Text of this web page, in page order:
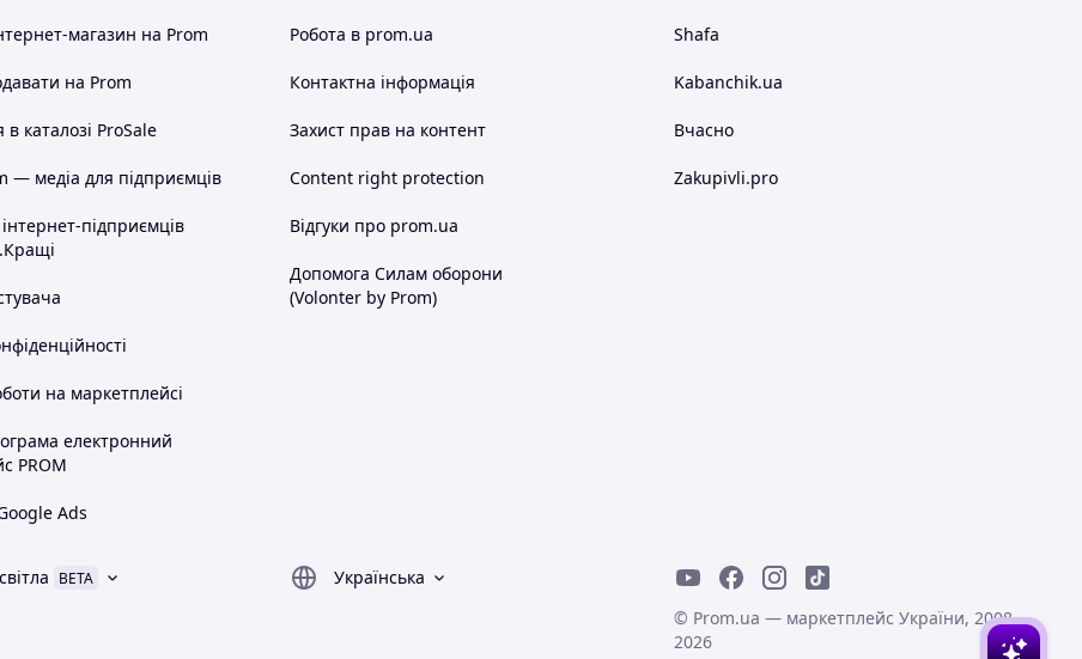
магазин на Prom
на Prom
каталозі ProSale
— медіа для підприємців
підприємців
на маркетплейсі
електронний
PROM
Ads
Робота в prom.ua
Контактна інформація
Захист прав на контент
Content right protection
Відгуки про prom.ua
Допомога Силам оборони
(Volonter by Prom)
Shafa
Kabanchik.ua
Вчасно
Zakupivli.pro
світла BETA
Українська
© Prom.ua — маркетплейс України, 2008-
2026